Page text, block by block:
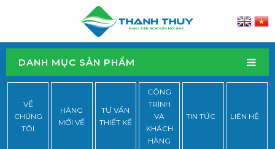
DANH MỤC SẢN PHẨM
VỀ
CHÚNG
TÔI
HÀNG
MỚI VỀ
TƯ VẤN
THIẾT KẾ
CÔNG
TRÌNH
VÀ
KHÁCH
HÀNG
TIN TỨC LIÊN HỆ